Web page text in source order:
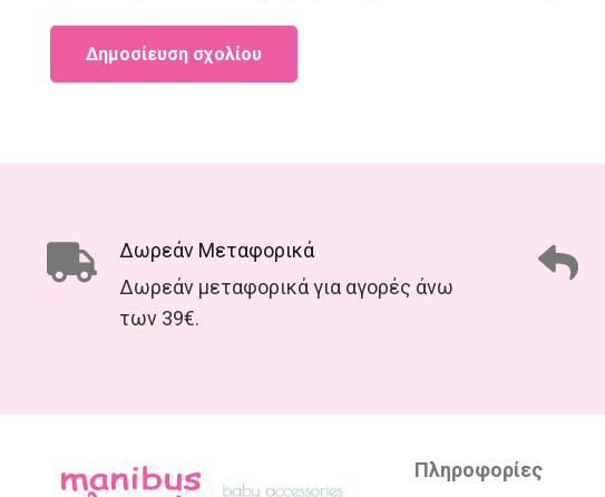
Δημοσίευση σχολίου
Δωρεάν Μεταφορικά
Δωρεάν μεταφορικά για αγορές άνω
των 39€.
Πληροφορίες